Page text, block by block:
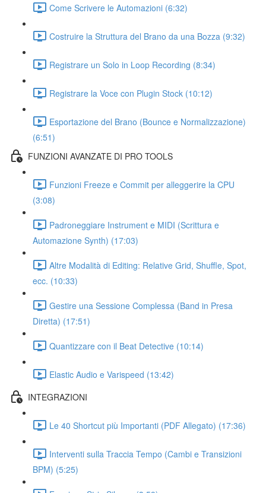
Come Scrivere le Automazioni (6:32)
Costruire la Struttura del Brano da una Bozza (9:32)
Registrare un Solo in Loop Recording (8:34)
Registrare la Voce con Plugin Stock (10:12)
Esportazione del Brano (Bounce e Normalizzazione)
(6:51)
FUNZIONI AVANZATE DI PRO TOOLS
Funzioni Freeze e Commit per alleggerire la CPU
(3:08)
Padroneggiare Instrument e MIDI (Scrittura e
Automazione Synth) (17:03)
Altre Modalità di Editing: Relative Grid, Shuffle, Spot,
ecc. (10:33)
Gestire una Sessione Complessa (Band in Presa
Diretta) (17:51)
Quantizzare con il Beat Detective (10:14)
Elastic Audio e Varispeed (13:42)
INTEGRAZIONI
Le 40 Shortcut più Importanti (PDF Allegato) (17:36)
Interventi sulla Traccia Tempo (Cambi e Transizioni
BPM) (5:25)